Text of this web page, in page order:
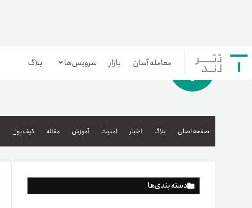
معامله آسان بازار سرویس‌ها
بازار تترلند
سرمایه‌گذاری آسان
بلاگ
صفحه اصلی بلاگ اخبار امنیت آموزش مقاله کیف پول
دسته بندی‌ها